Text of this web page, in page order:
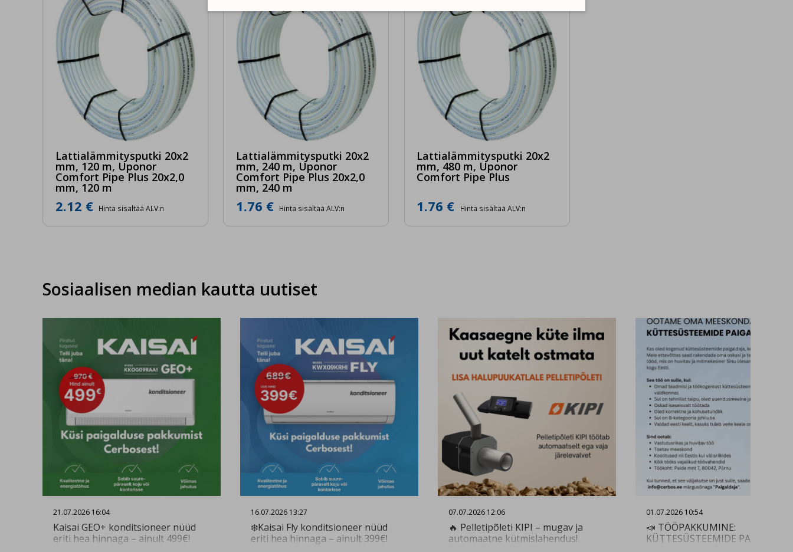
Lattialämmitysputki 20x2
mm, 120 m, Uponor
Comfort Pipe Plus 20x2,0
mm, 120 m
2.12 € Hinta sisältää ALV:n
Lattialämmitysputki 20x2
mm, 240 m, Uponor
Comfort Pipe Plus 20x2,0
mm, 240 m
1.76 € Hinta sisältää ALV:n
Lattialämmitysputki 20x2
mm, 480 m, Uponor
Comfort Pipe Plus
1.76 € Hinta sisältää ALV:n
Sosiaalisen median kautta uutiset
21.07.2026 16:04
Kaisai GEO+ konditsioneer nüüd
eriti hea hinnaga – ainult 499€!
16.07.2026 13:27
❄️Kaisai Fly konditsioneer nüüd
eriti hea hinnaga – ainult 399€!
07.07.2026 12:06
🔥 Pelletipõleti KIPI – mugav ja
automaatne kütmislahendus!
01.07.2026 10:54
📣 TÖÖPAKKUMINE:
KÜTTESÜSTEEMIDE
Hyväksyn palautepalautteen evästeet. Käytämme niitä sinulle räätälöityjen
mainossisältöjen avulla.
Hyväksyn henkilökohtaisointevälineet. Käytämme niitä tallentaaksemme
mieltymyksesi.
Hyväksyn ja tallenna